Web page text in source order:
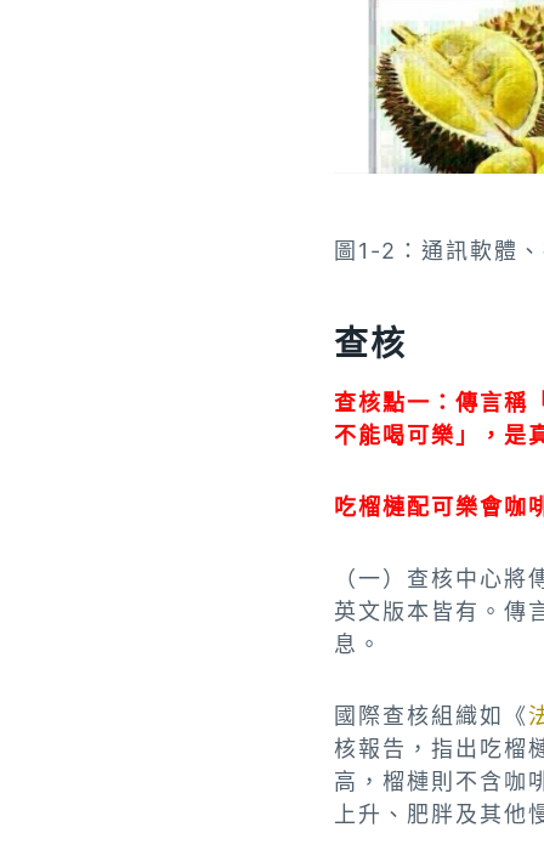
圖1-2：通訊軟體
查核
查核點一：傳言稱
不能喝可樂」，是
吃榴槤配可樂會咖
（一）查核中心
英文版本皆有。傳
息。
國際查核組織如《
核報告，指出吃榴
高，榴槤則不含咖
上升、肥胖及其他